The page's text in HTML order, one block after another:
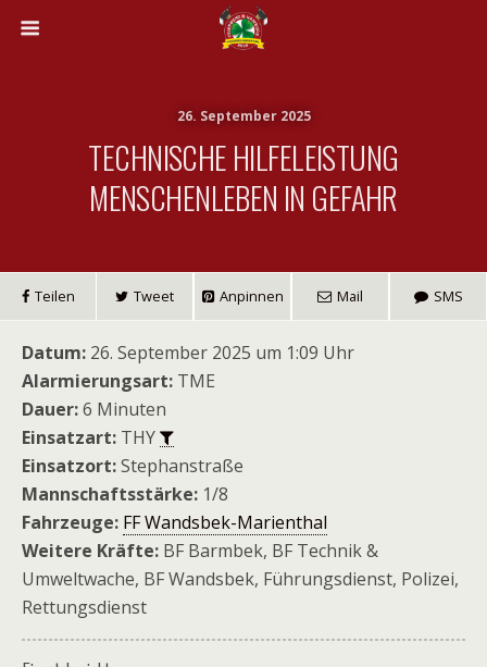
26. September 2025
TECHNISCHE HILFELEISTUNG
MENSCHENLEBEN IN GEFAHR
Teilen Tweet Anpinnen Mail SMS
Datum: 26. September 2025 um 1:09 Uhr
Alarmierungsart: TME
Dauer:6 Minuten
Einsatzart: THY
Einsatzort:Stephanstraße
Mannschaftsstärke: 1/8
Fahrzeuge: FF Wandsbek-Marienthal
Weitere Kräfte: BF Barmbek, BF Technik &
Umweltwache, BF Wandsbek, Führungsdienst, Polizei,
Rettungsdienst